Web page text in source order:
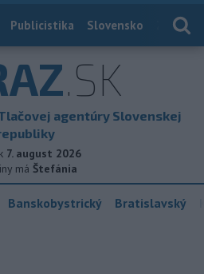
Publicistika Slovensko
.SK
agentúry Slovenskej
7. august 2026
má Štefánia
Banskobystrický Bratislavský